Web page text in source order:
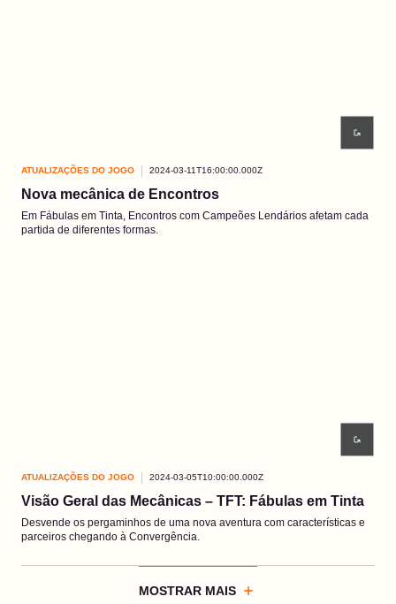
ATUALIZAÇÕES DO JOGO 2024-03-11T16:00:00.000Z
Nova mecânica de Encontros
Em Fábulas em Tinta, Encontros com Campeões Lendários afetam cada
partida de diferentes formas.
ATUALIZAÇÕES DO JOGO 2024-03-05T10:00:00.000Z
Visão Geral das Mecânicas – TFT: Fábulas em Tinta
Desvende os pergaminhos de uma nova aventura com características e
parceiros chegando à Convergência.
MOSTRAR MAIS